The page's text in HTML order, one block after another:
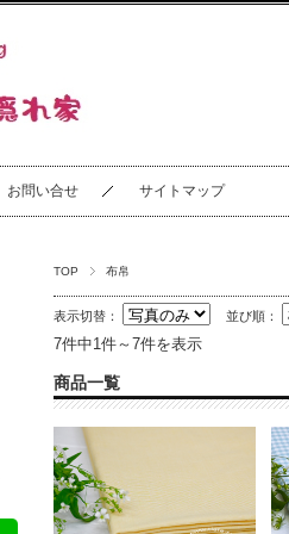
お問い合せ サイトマップ
TOP 布帛
表示切替： 並び順：
7件中1件～7件を表示
商品一覧